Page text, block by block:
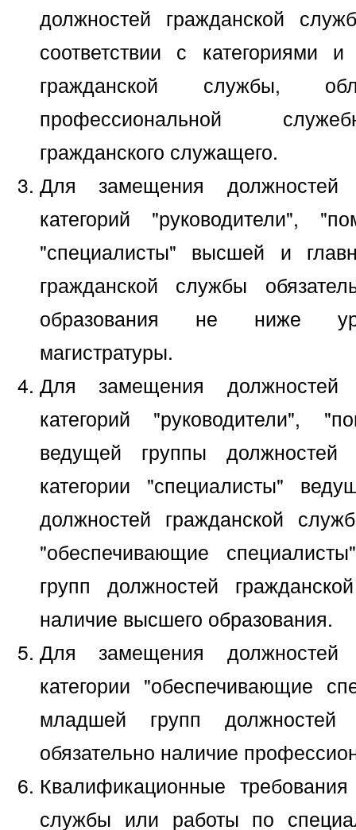
должностей гражданской
соответствии с категориями
гражданской службы,
профессиональной
гражданского служащего.
Для замещения должностей
категорий "руководители",
"специалисты" высшей и
гражданской службы
образования не ниже
магистратуры.
Для замещения должностей
категорий "руководители",
ведущей группы должностей
категории "специалисты"
должностей гражданской
"обеспечивающие
групп должностей
наличие высшего образования.
Для замещения должностей
категории "обеспечивающие
младшей групп должностей
обязательно наличие
Квалификационные
службы или работы по